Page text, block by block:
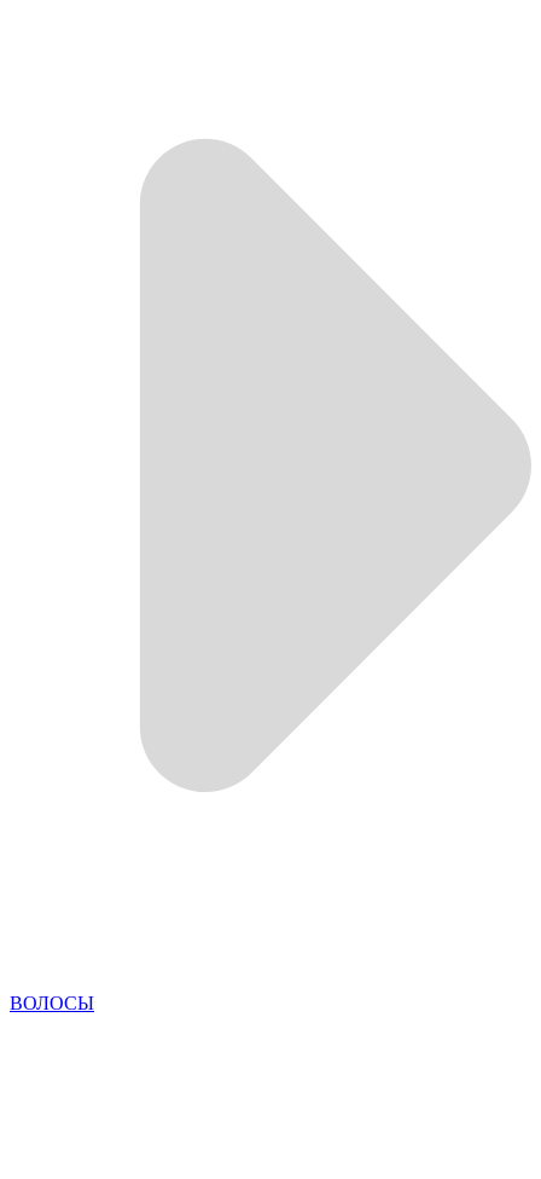
ВОЛОСЫ